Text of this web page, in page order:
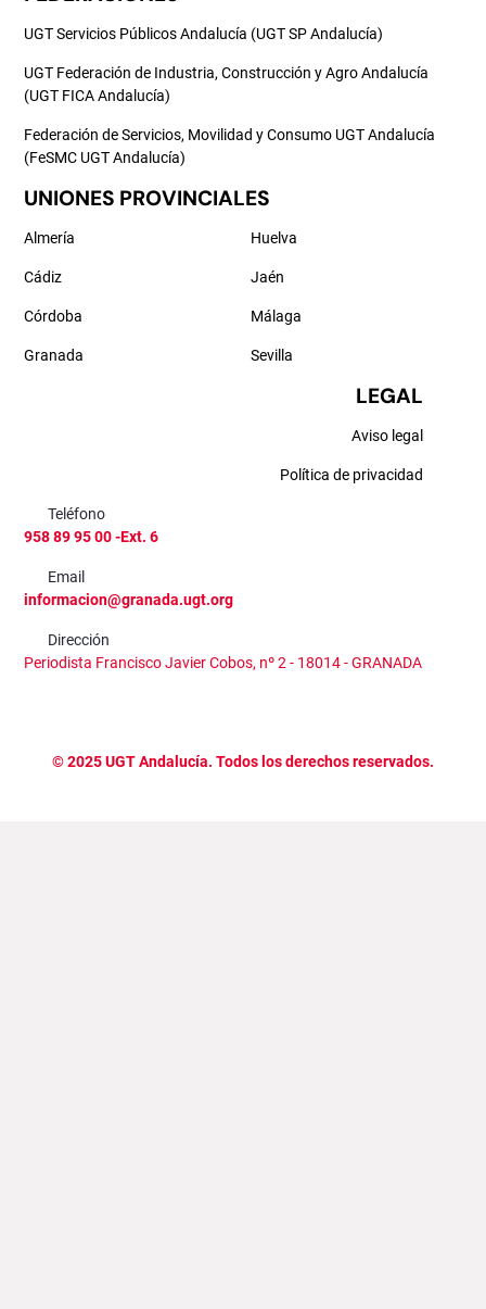
UGT Servicios Públicos Andalucía (UGT SP Andalucía)
UGT Federación de Industria, Construcción y Agro Andalucía
(UGT FICA Andalucía)
Federación de Servicios, Movilidad y Consumo UGT Andalucía
(FeSMC UGT Andalucía)
UNIONES PROVINCIALES
Almería
Cádiz
Córdoba
Granada
Huelva
Jaén
Málaga
Sevilla
LEGAL
Aviso legal
Política de privacidad
Teléfono
958 89 95 00 -Ext. 6
Email
informacion@granada.ugt.org
Dirección
Periodista Francisco Javier Cobos, nº 2 - 18014 - GRANADA
©2025UGT Andalucía. Todos los derechos reservados.